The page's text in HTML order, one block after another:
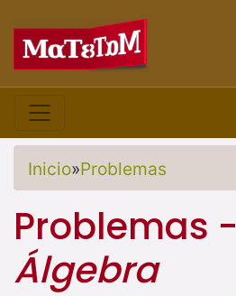
Inicio»Problemas
Problemas -
Álgebra